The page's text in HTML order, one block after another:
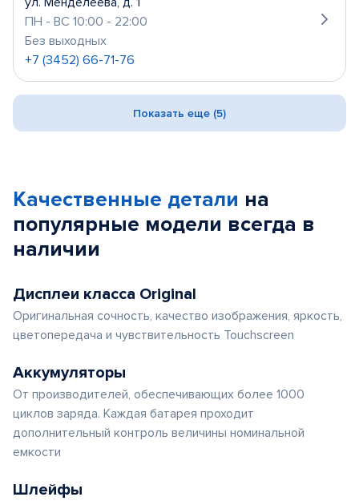
ПН - ВС 10:00 - 22:00
Без выходных
+7 (3452) 66-71-76
Показать еще (5)
Качественные детали на
популярные модели всегда в
наличии
Дисплеи класса Original
Оригинальная сочность, качество изображения, яркость,
цветопередача и чувствительность Touchscreen
Аккумуляторы
От производителей, обеспечивающих более 1000
циклов заряда. Каждая батарея проходит
дополнительный контроль величины номинальной
емкости
Шлейфы